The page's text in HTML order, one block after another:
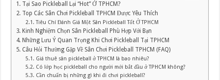
1. Tại Sao Pickleball Lại “Hot” Ở TPHCM?
2. Top Các Sân Chơi Pickleball TPHCM Được Yêu Thích
2.1. Tiêu Chí Đánh Giá Một Sân Pickleball Tốt Ở TPHCM
3. Kinh Nghiệm Chọn Sân Pickleball Phù Hợp Với Bạn
4. Những Lưu Ý Quan Trọng Khi Chơi Pickleball Tại TPHCM
5. Câu Hỏi Thường Gặp Về Sân Chơi Pickleball TPHCM (FAQ)
5.1. Giá thuê sân pickleball ở TPHCM là bao nhiêu?
5.2. Có lớp học pickleball cho người mới bắt đầu ở TPHCM không?
5.3. Cần chuẩn bị những gì khi đi chơi pickleball?